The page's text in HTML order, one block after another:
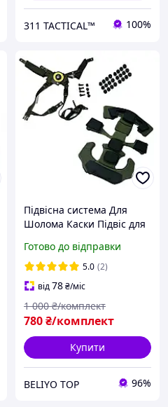
311 TACTICAL™ 100%
Підвісна система Для
Шолома Каски Підвіс для
PASGT Fast Wendy Cam Fit
Готово до відправки
5.0 (2)
від78₴/міс
780₴/комплект
1 000 ₴/комплект
Купити
BELIYO TOP 96%